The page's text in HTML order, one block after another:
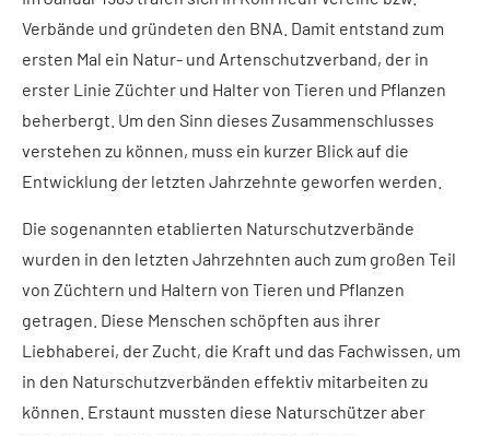
Verbände und gründeten den BNA. Damit entstand zum
ersten Mal ein Natur- und Artenschutzverband, der in
erster Linie Züchter und Halter von Tieren und Pflanzen
beherbergt. Um den Sinn dieses Zusammenschlusses
verstehen zu können, muss ein kurzer Blick auf die
Entwicklung der letzten Jahrzehnte geworfen werden.
Die sogenannten etablierten Naturschutzverbände
wurden in den letzten Jahrzehnten auch zum großen Teil
von Züchtern und Haltern von Tieren und Pflanzen
getragen. Diese Menschen schöpften aus ihrer
Liebhaberei, der Zucht, die Kraft und das Fachwissen, um
in den Naturschutzverbänden effektiv mitarbeiten zu
können. Erstaunt mussten diese Naturschützer aber